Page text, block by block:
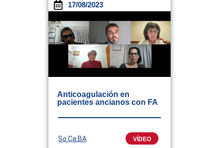
17/08/2023
Anticoagulación en
pacientes ancianos con FA
So.Ca.BA VÍDEO